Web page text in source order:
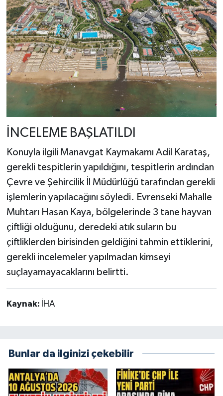
İNCELEME BAŞLATILDI
Konuyla ilgili Manavgat Kaymakamı Adil Karataş,
gerekli tespitlerin yapıldığını, tespitlerin ardından
Çevre ve Şehircilik İl Müdürlüğü tarafından gerekli
işlemlerin yapılacağını söyledi. Evrenseki Mahalle
Muhtarı Hasan Kaya, bölgelerinde 3 tane hayvan
çiftliği olduğunu, deredeki atık suların bu
çiftliklerden birisinden geldiğini tahmin ettiklerini,
gerekli incelemeler yapılmadan kimseyi
suçlayamayacaklarını belirtti.
Kaynak: İHA
Bunlar da ilginizi çekebilir